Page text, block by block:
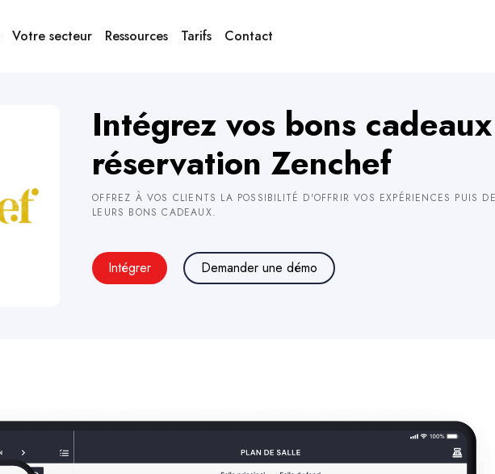
Votre secteur Ressources Tarifs Contact
Intégrez vos bons
réservation Zenchef
OFFREZ À VOS CLIENTS LA POSSIBILITÉ D'OFFRIR VOS EXPÉRIENCES PUIS
LEURS BONS CADEAUX.
Intégrer Demander une démo